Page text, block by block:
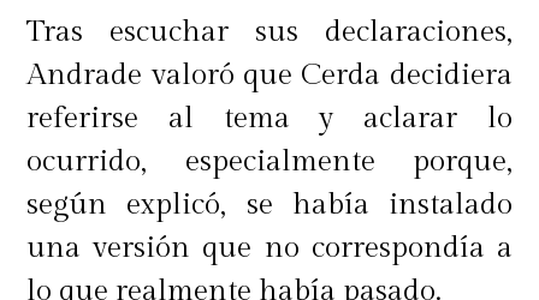
Tras escuchar sus declaraciones,
Andrade valoró que Cerda decidiera
referirse al tema y aclarar lo
ocurrido, especialmente porque,
según explicó, se había instalado
una versión que no correspondía a
lo que realmente había pasado.